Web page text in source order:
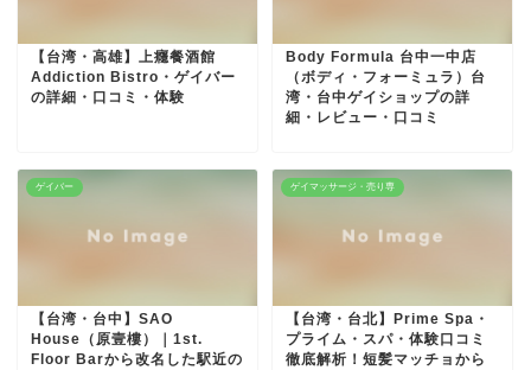
【台湾・高雄】上癮餐酒館
Addiction Bistro・ゲイバー
の詳細・口コミ・体験
Body Formula 台中一中店
（ボディ・フォーミュラ）台
湾・台中ゲイショップの詳
細・レビュー・口コミ
ゲイバー
【台湾・台中】SAO
House（原壹樓）｜1st.
Floor Barから改名した駅近の
ゲイマッサージ・売り専
【台湾・台北】Prime Spa・
プライム・スパ・体験口コミ
徹底解析！短髪マッチョから